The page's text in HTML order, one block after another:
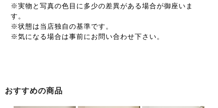
※実物と写真の色目に多少の差異がある場合が御座いま
す。
※状態は当店独自の基準です。
※気になる場合は事前にお問い合わせ下さい。
おすすめの商品